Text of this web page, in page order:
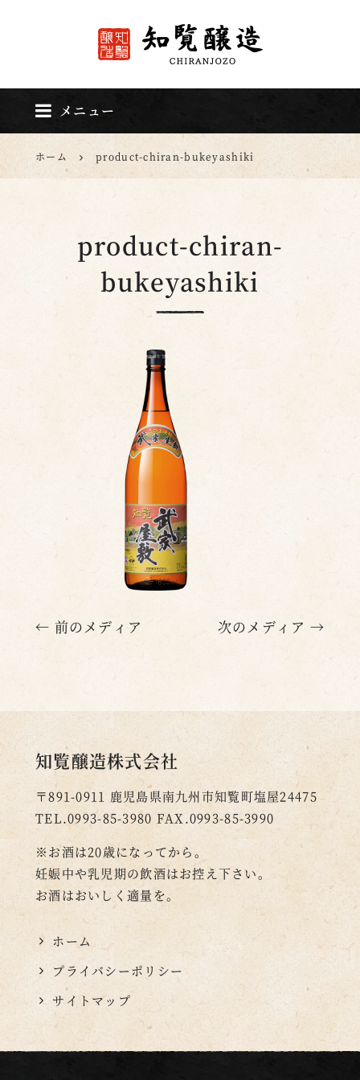
メニュー
ホーム product-chiran-bukeyashiki
product-chiran-
bukeyashiki
← 前のメディア 次のメディア →
知覧醸造株式会社
〒891-0911 鹿児島県南九州市知覧町塩屋24475
TEL.0993-85-3980 FAX.0993-85-3990
※お酒は20歳になってから。
妊娠中や乳児期の飲酒はお控え下さい。
お酒はおいしく適量を。
ホーム
プライバシーポリシー
サイトマップ